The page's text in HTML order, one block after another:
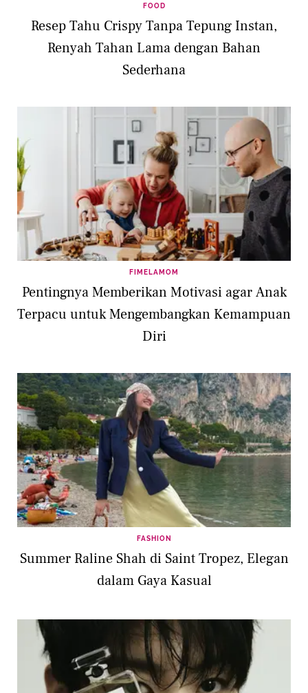
FOOD
Resep Tahu Crispy Tanpa Tepung Instan,
Renyah Tahan Lama dengan Bahan
Sederhana
FIMELAMOM
Pentingnya Memberikan Motivasi agar Anak
Terpacu untuk Mengembangkan Kemampuan
Diri
FASHION
Summer Raline Shah di Saint Tropez, Elegan
dalam Gaya Kasual